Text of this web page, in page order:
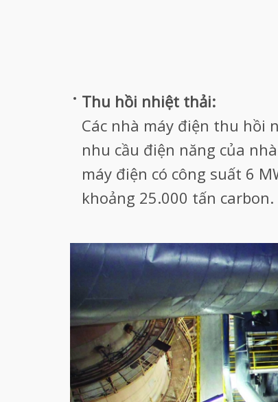
Thu hồi nhiệt thải:
Các nhà máy điện thu hồi
nhu cầu điện năng của
máy điện có công suất 6
khoảng 25.000 tấn carbon.